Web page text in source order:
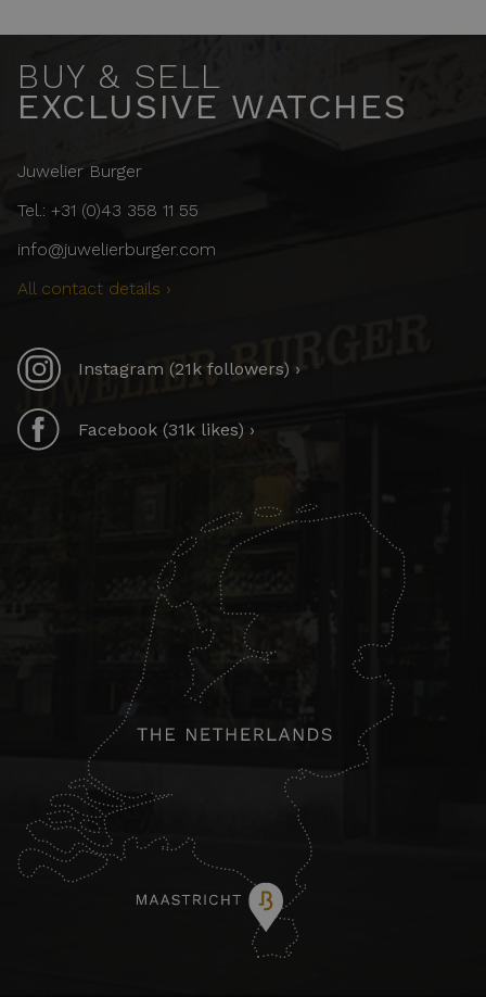
BUY & SELL
EXCLUSIVE WATCHES
Juwelier Burger
Tel.: +31 (0)43 358 11 55
info@juwelierburger.com
All contact details ›
Instagram (21k followers) ›
Facebook (31k likes) ›